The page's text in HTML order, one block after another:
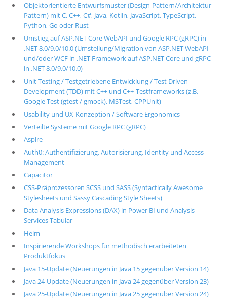
Objektorientierte Entwurfsmuster (Design-Pattern/Architektur-
Pattern) mit C, C++, C#, Java, Kotlin, JavaScript, TypeScript,
Python, Go oder Rust
Umstieg auf ASP.NET Core WebAPI und Google RPC (gRPC) in
.NET 8.0/9.0/10.0 (Umstellung/Migration von ASP.NET WebAPI
und/oder WCF in .NET Framework auf ASP.NET Core und gRPC
in .NET 8.0/9.0/10.0)
Unit Testing / Testgetriebene Entwicklung / Test Driven
Development (TDD) mit C++ und C++-Testframeworks (z.B.
Google Test (gtest / gmock), MSTest, CPPUnit)
Usability und UX-Konzeption / Software Ergonomics
Verteilte Systeme mit Google RPC (gRPC)
Aspire
Auth0: Authentifizierung, Autorisierung, Identity und Access
Management
Capacitor
CSS-Präprozessoren SCSS und SASS (Syntactically Awesome
Stylesheets und Sassy Cascading Style Sheets)
Data Analysis Expressions (DAX) in Power BI und Analysis
Services Tabular
Helm
Inspirierende Workshops für methodisch erarbeiteten
Produktfokus
Java 15-Update (Neuerungen in Java 15 gegenüber Version 14)
Java 24-Update (Neuerungen in Java 24 gegenüber Version 23)
Java 25-Update (Neuerungen in Java 25 gegenüber Version 24)